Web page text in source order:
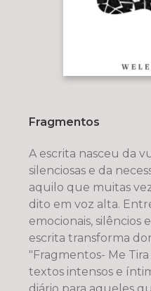
Fragmentos
A escrita nasceu da
silenciosas e da
aquilo que muitas
dito em voz alta.
emocionais, silêncios
escrita transforma
"Fragmentos- Me
textos intensos e